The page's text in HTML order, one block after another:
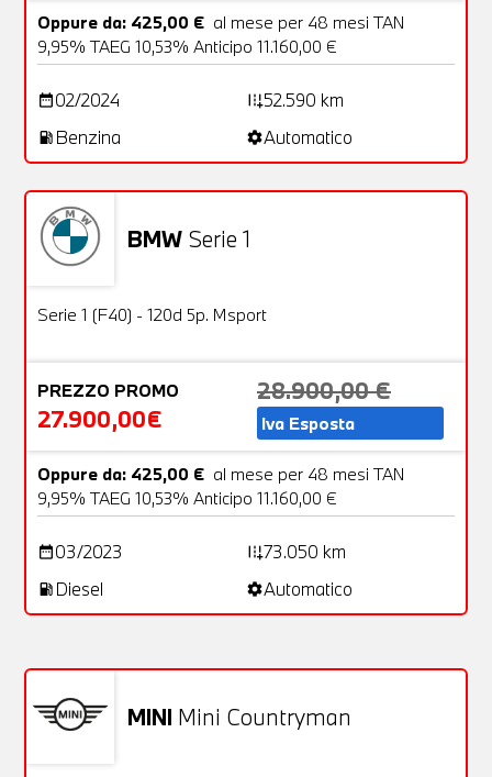
Oppure da: 425,00 € al mese per 48 mesi TAN
9,95% TAEG 10,53% Anticipo 11.160,00 €
date_range02/2024 add_road52.590 km
local_gas_station Benzina settingsAutomatico
BMW Serie 1
OFFERTA
Usato
Serie 1 (F40) - 120d 5p. Msport
PREZZO PROMO
27.900,00€
28.900,00 €
Iva Esposta
Oppure da: 425,00 € al mese per 48 mesi TAN
9,95% TAEG 10,53% Anticipo 11.160,00 €
date_range03/2023 add_road73.050 km
local_gas_station Diesel settingsAutomatico
Non stai trovando ciò che cerchi?
Richiedici un auto liberamente
MINI Mini Countryman